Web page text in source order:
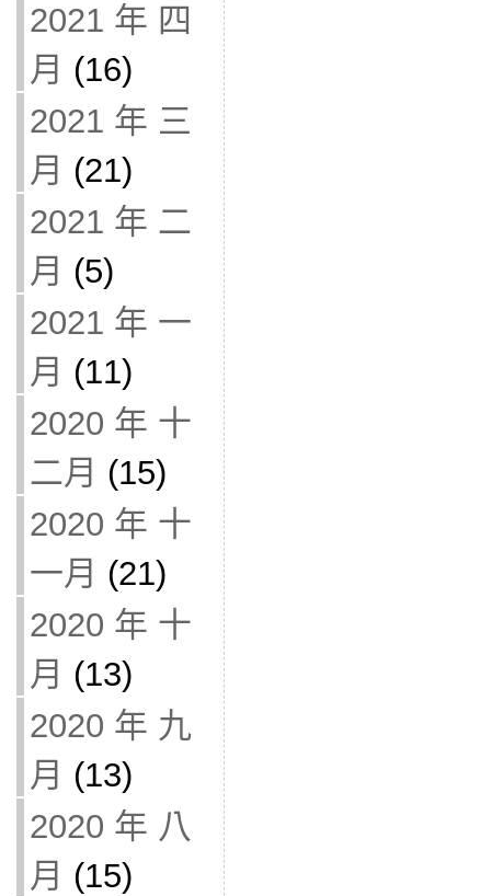
2021 年 四
月 (16)
2021 年 三
月 (21)
2021 年 二
月 (5)
2021 年 一
月 (11)
2020 年 十
二月 (15)
2020 年 十
一月 (21)
2020 年 十
月 (13)
2020 年 九
月 (13)
2020 年 八
月 (15)